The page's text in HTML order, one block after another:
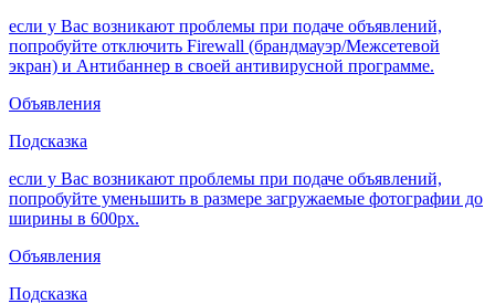
если у Вас возникают проблемы при подаче объявлений,
попробуйте отключить Firewall (брандмауэр/Межсетевой
экран) и Антибаннер в своей антивирусной программе.
Объявления
Подсказка
если у Вас возникают проблемы при подаче объявлений,
попробуйте уменьшить в размере загружаемые фотографии до
ширины в 600px.
Объявления
Подсказка